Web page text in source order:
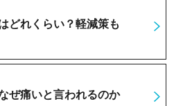
どれくらい？軽減策も
ぜ痛いと言われるのか